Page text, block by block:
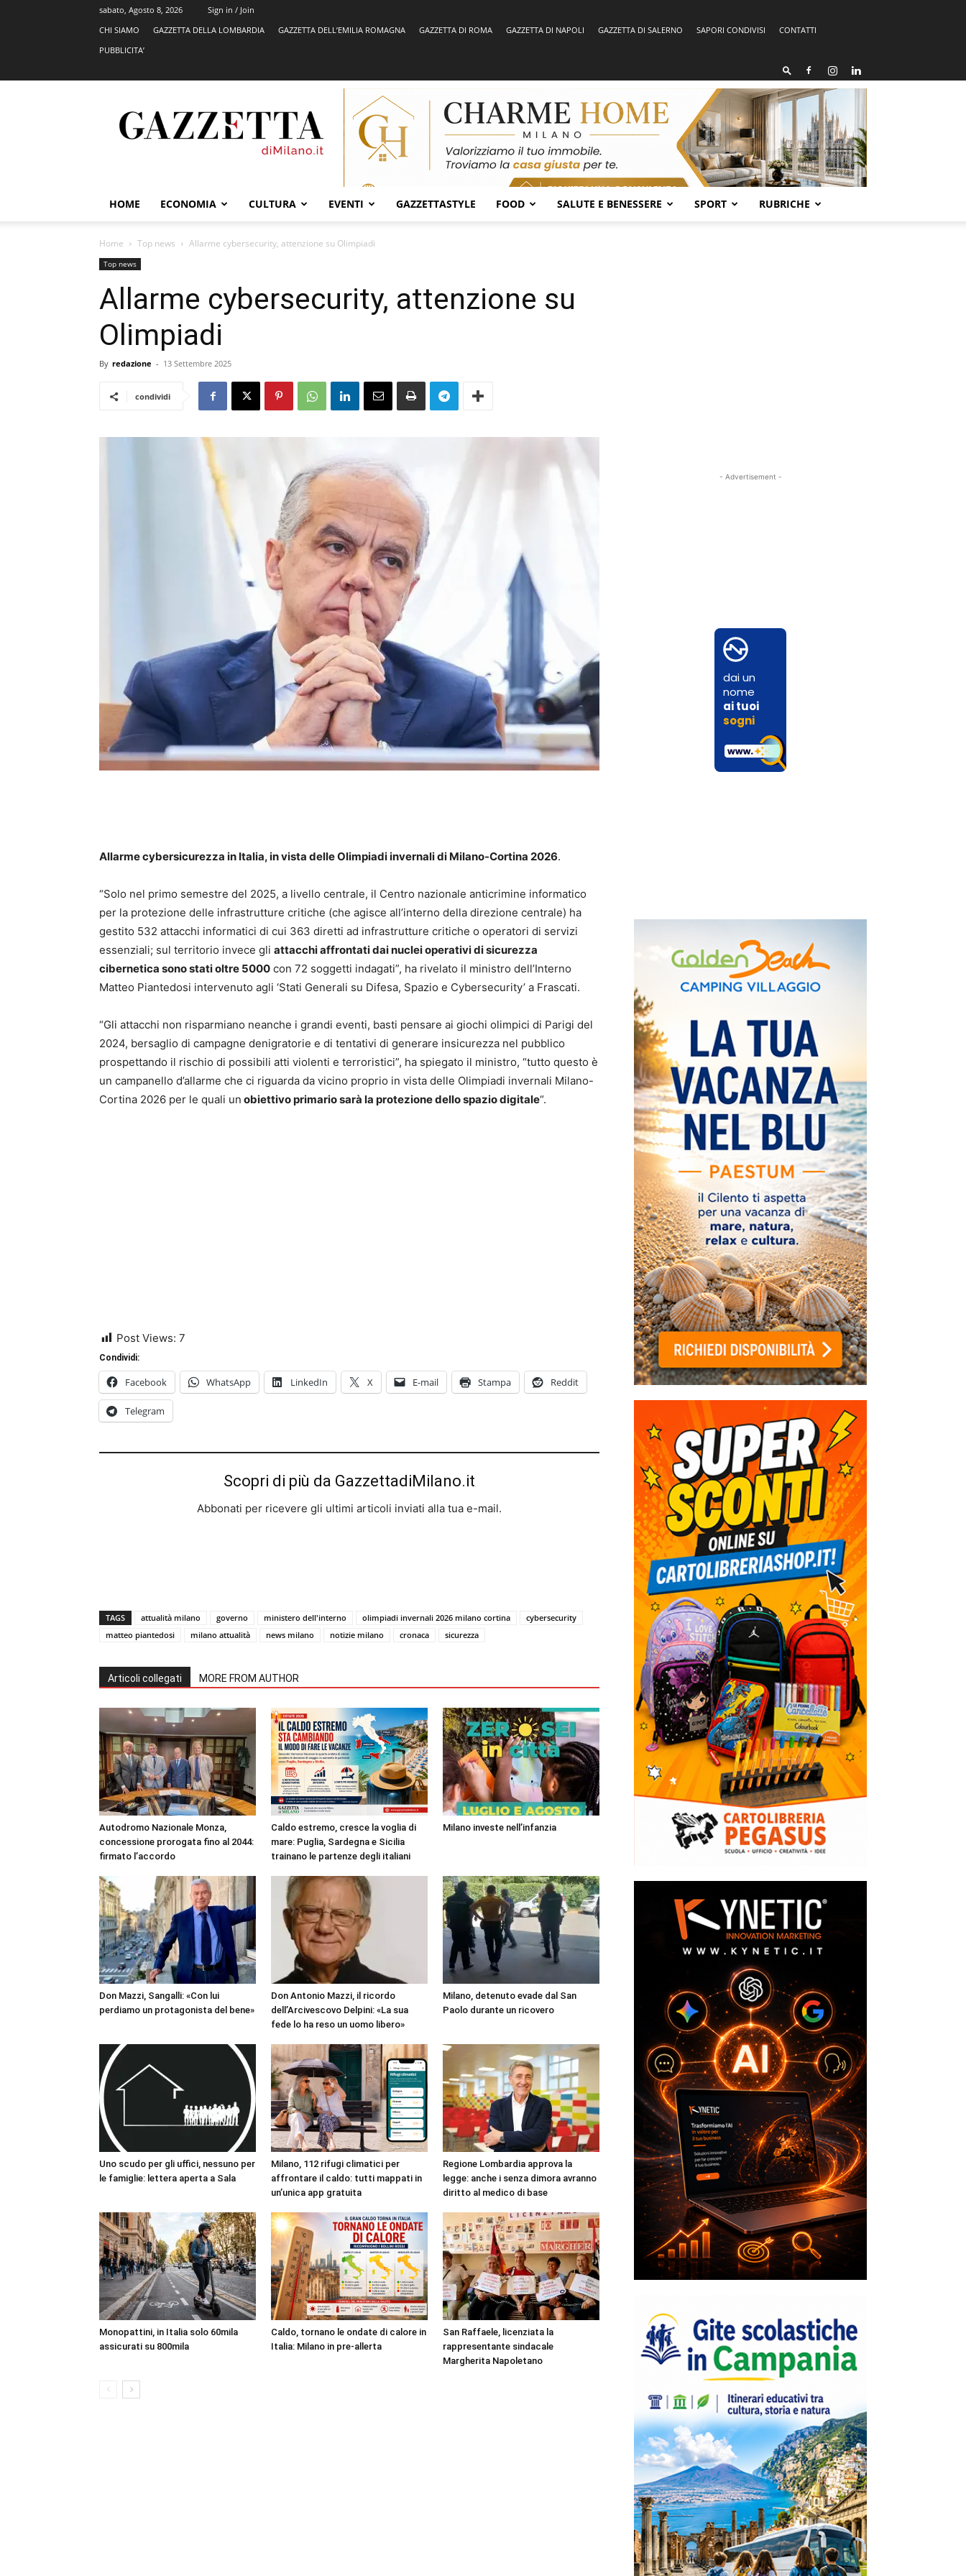
sabato, Agosto 8, 2026
Sign in / Join
CHI SIAMO
GAZZETTA DELLA LOMBARDIA GAZZETTA DELL’EMILIA ROMAGNA GAZZETTA DI ROMA GAZZETTA DI NAPOLI GAZZETTA DI SALERNO SAPORI CONDIVISI
CONTATTI
PUBBLICITA’
HOME ECONOMIA CULTURA EVENTI GAZZETTASTYLE FOOD SALUTE E BENESSERE SPORT RUBRICHE
Home Top news Allarme cybersecurity, attenzione su Olimpiadi
Top news
Allarme cybersecurity, attenzione su
Olimpiadi
By redazione - 13 Settembre 2025
condividi
Allarme cybersicurezza in Italia, in vista delle Olimpiadi invernali di Milano-Cortina 2026.
“Solo nel primo semestre del 2025, a livello centrale, il Centro nazionale anticrimine informatico
per la protezione delle infrastrutture critiche (che agisce all’interno della direzione centrale) ha
gestito 532 attacchi informatici di cui 363 diretti ad infrastrutture critiche o operatori di servizi
essenziali; sul territorio invece gli attacchi affrontati dai nuclei operativi di sicurezza
cibernetica sono stati oltre 5000 con 72 soggetti indagati”, ha rivelato il ministro dell’Interno
Matteo Piantedosi intervenuto agli ‘Stati Generali su Difesa, Spazio e Cybersecurity’ a Frascati.
“Gli attacchi non risparmiano neanche i grandi eventi, basti pensare ai giochi olimpici di Parigi del
2024, bersaglio di campagne denigratorie e di tentativi di generare insicurezza nel pubblico
prospettando il rischio di possibili atti violenti e terroristici”, ha spiegato il ministro, “tutto questo è
un campanello d’allarme che ci riguarda da vicino proprio in vista delle Olimpiadi invernali Milano-
Cortina 2026 per le quali un obiettivo primario sarà la protezione dello spazio digitale“.
Post Views: 7
Condividi:
Facebook WhatsApp LinkedIn X E-mail Stampa Reddit
Telegram
Scopri di più da GazzettadiMilano.it
Abbonati per ricevere gli ultimi articoli inviati alla tua e-mail.
TAGS attualità milano governo ministero dell'interno olimpiadi invernali 2026 milano cortina
cybersecurity
matteo piantedosi
milano attualità news milano notizie milano cronaca sicurezza
Articoli collegati MORE FROM AUTHOR
Autodromo Nazionale Monza,
concessione prorogata fino al 2044:
firmato l’accordo
Caldo estremo, cresce la voglia di
mare: Puglia, Sardegna e Sicilia
trainano le partenze degli italiani
Milano investe nell’infanzia
Don Mazzi, Sangalli: «Con lui
perdiamo un protagonista del bene»
Don Antonio Mazzi, il ricordo
dell’Arcivescovo Delpini: «La sua
fede lo ha reso un uomo libero»
Milano, detenuto evade dal San
Paolo durante un ricovero
Uno scudo per gli uffici, nessuno per
le famiglie: lettera aperta a Sala
Milano, 112 rifugi climatici per
affrontare il caldo: tutti mappati in
un’unica app gratuita
Regione Lombardia approva la
legge: anche i senza dimora avranno
diritto al medico di base
Monopattini, in Italia solo 60mila
assicurati su 800mila
Caldo, tornano le ondate di calore in
Italia: Milano in pre-allerta
San Raffaele, licenziata la
rappresentante sindacale
Margherita Napoletano
- Advertisement -